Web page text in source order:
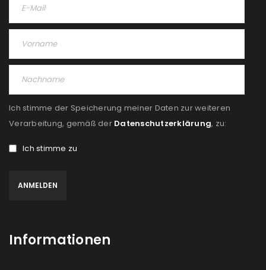
Ich stimme der Speicherung meiner Daten zur weiteren
Verarbeitung, gemäß der Datenschutzerklärung, zu:
Ich stimme zu
Informationen